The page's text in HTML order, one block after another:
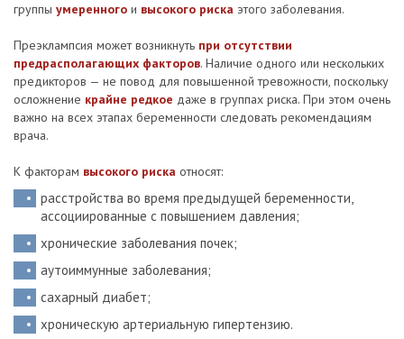
группы умеренного и высокого риска этого заболевания.
Преэклампсия может возникнуть при отсутствии
предрасполагающих факторов. Наличие одного или нескольких
предикторов — не повод для повышенной тревожности, поскольку
осложнение крайне редкое даже в группах риска. При этом очень
важно на всех этапах беременности следовать рекомендациям
врача.
К факторам высокого риска относят:
расстройства во время предыдущей беременности,
ассоциированные с повышением давления;
хронические заболевания почек;
аутоиммунные заболевания;
сахарный диабет;
хроническую артериальную гипертензию.